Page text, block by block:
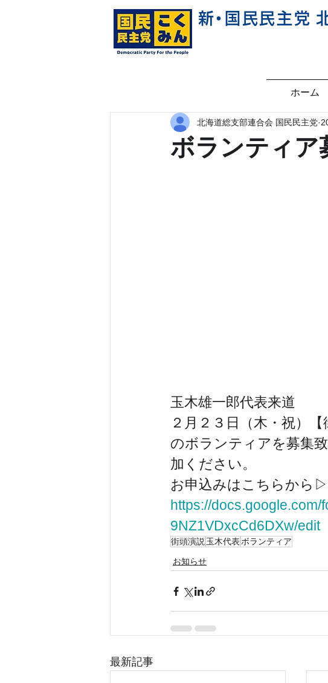
新・ 国民民主 党
ホーム
ボランティア
北海道総支部連合会 国民民主党
玉木雄一郎代表来道
２月２３日（木・祝）
のボランティアを募集
加ください。
お申込みはこちらから▷
https://
9NZ1VDxcCd6DXw/edit
街頭演説 玉木代表 ボランティア
お知らせ
最新記事